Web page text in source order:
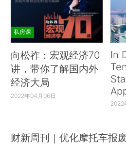
私房课
向松祚：宏观经济70
讲，带你了解国内外
经济大局
2022年04月06日
In
2022
财新周刊｜优化摩托车报